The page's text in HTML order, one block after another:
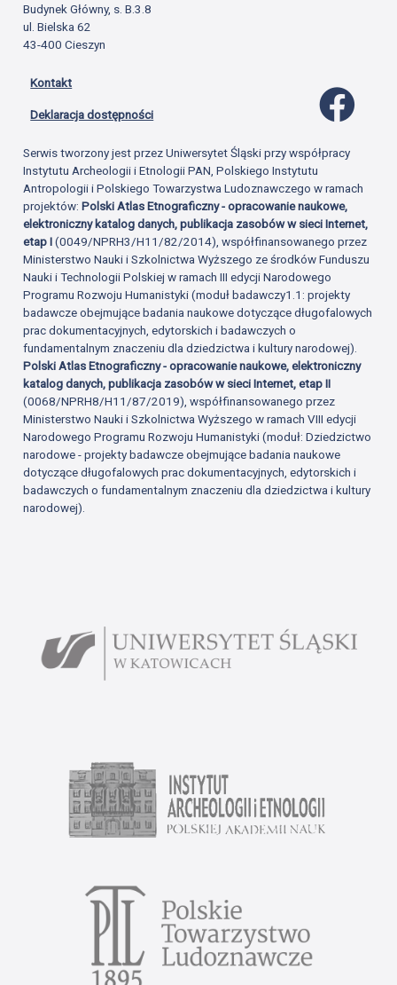
Budynek Główny, s. B.3.8
ul. Bielska 62
43-400 Cieszyn
Kontakt
Deklaracja dostępności
Serwis tworzony jest przez Uniwersytet Śląski przy współpracy
Instytutu Archeologii i Etnologii PAN, Polskiego Instytutu
Antropologii i Polskiego Towarzystwa Ludoznawczego w ramach
projektów:Polski Atlas Etnograficzny - opracowanie naukowe,
elektroniczny katalog danych, publikacja zasobów w sieci Internet,
etap I(0049/NPRH3/H11/82/2014), współfinansowanego przez
Ministerstwo Nauki i Szkolnictwa Wyższego ze środków Funduszu
Nauki i Technologii Polskiej w ramach III edycji Narodowego
Programu Rozwoju Humanistyki (moduł badawczy1.1: projekty
badawcze obejmujące badania naukowe dotyczące długofalowych
prac dokumentacyjnych, edytorskich i badawczych o
fundamentalnym znaczeniu dla dziedzictwa i kultury narodowej).
Polski Atlas Etnograficzny - opracowanie naukowe, elektroniczny
katalog danych, publikacja zasobów w sieci Internet, etap II
(0068/NPRH8/H11/87/2019), współfinansowanego przez
Ministerstwo Nauki i Szkolnictwa Wyższego w ramach VIII edycji
Narodowego Programu Rozwoju Humanistyki (moduł: Dziedzictwo
narodowe - projekty badawcze obejmujące badania naukowe
dotyczące długofalowych prac dokumentacyjnych, edytorskich i
badawczych o fundamentalnym znaczeniu dla dziedzictwa i kultury
narodowej).